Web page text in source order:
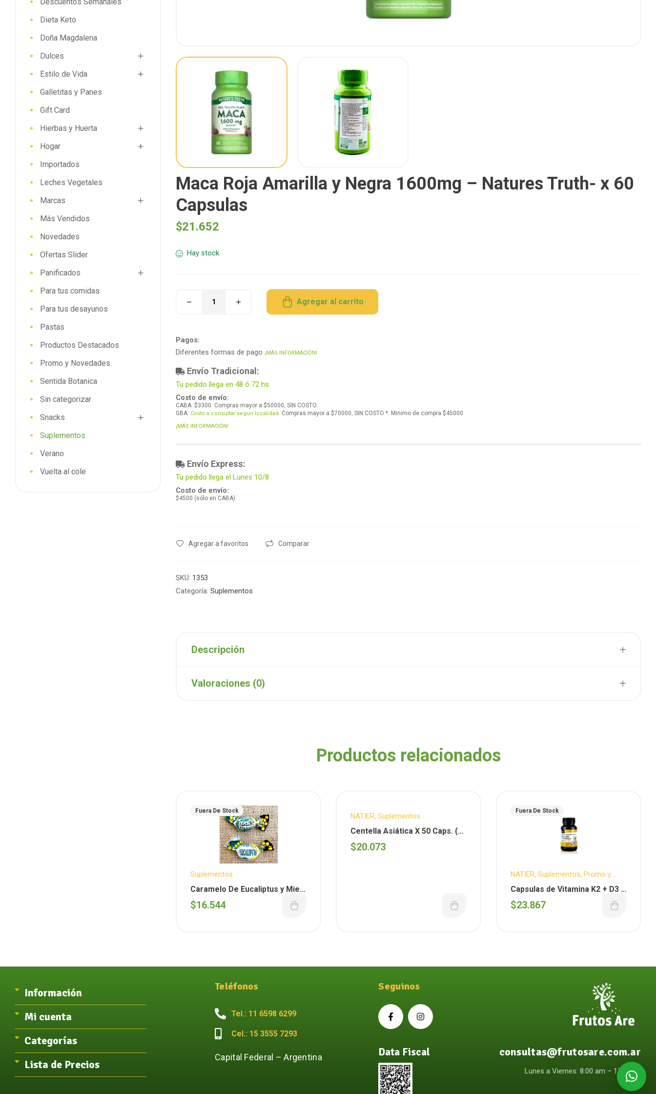
Maca Roja Amarilla y Negra 1600mg – Natures Truth- x 60
Capsulas
$21.652
Hay stock
Agregar al carrito
Pagos:
Diferentes formas de pago ¡MÁS INFORMACIÓN!
Envío Tradicional:
Tu pedido llega en 48 ó 72 hs.
Costo de envío:
CABA: $3300. Compras mayor a $50000, SIN COSTO.
GBA: Costo a consultar segun localidad. Compras mayor a $70000, SIN COSTO *. Minimo de compra $45000.
¡MÁS INFORMACIÓN!
Envío Express:
Tu pedido llega el Lunes 10/8
Costo de envío:
$4500 (sólo en CABA).
Agregar a favoritos Comparar
SKU: 1353
Categoría: Suplementos
Descripción
Valoraciones (0)
Productos relacionados
Fuera De Stock
Suplementos
Caramelo De Eucaliptus y Miel
x kg
$16.544
NATIER, Suplementos
Centella Asiática X 50 Caps. (
Natier )
$20.073
Fuera De Stock
NATIER, Suplementos, Promo y
Novedades
Capsulas de Vitamina K2 + D3 X
50 caps
$23.867
Dieta Keto
Doña Magdalena
Dulces
Estilo de Vida
Galletitas y Panes
Gift Card
Hierbas y Huerta
Hogar
Importados
Leches Vegetales
Marcas
Más Vendidos
Novedades
Ofertas Slider
Panificados
Para tus comidas
Para tus desayunos
Pastas
Productos Destacados
Promo y Novedades
Sentida Botanica
Sin categorizar
Snacks
Suplementos
Verano
Vuelta al cole
Información
Mi cuenta
Categorías
Lista de Precios
Teléfonos
Tel.: 11 6598 6299
Cel.: 15 3555 7293
Capital Federal – Argentina
Seguinos
Data Fiscal consultas@frutosare.com.ar
Lunes a Viernes: 8:00 am – 17:00pm